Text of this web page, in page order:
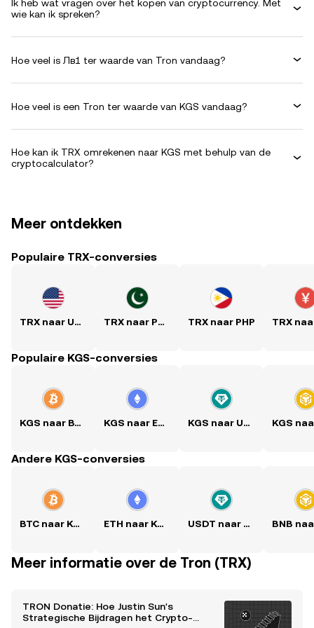
Ik heb wat vragen over het kopen van cryptocurrency. Met
wie kan ik spreken?
Hoe veel is Лв1 ter waarde van Tron vandaag?
Hoe veel is een Tron ter waarde van KGS vandaag?
Hoe kan ik TRX omrekenen naar KGS met behulp van de
cryptocalculator?
Meer ontdekken
Populaire TRX-conversies
TRX naar USD TRX naar PKR TRX naar PHP
Populaire KGS-conversies
KGS naar BTC KGS naar ETH KGS naar USDT
Andere KGS-conversies
BTC naar KGS ETH naar KGS USDT naar KGS
Meer informatie over de Tron (TRX)
TRON Donatie: Hoe Justin Sun's
Strategische Bijdragen het Crypto-